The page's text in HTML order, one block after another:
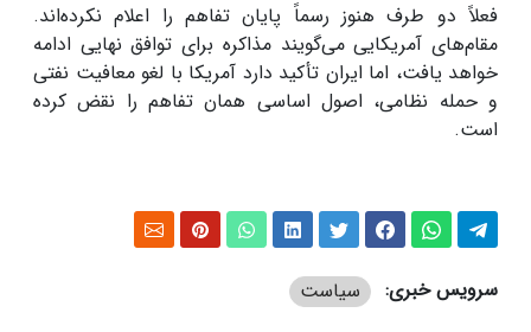
فعلاً دو طرف هنوز رسماً پایان تفاهم را اعلام نکرده‌اند.
مقام‌های آمریکایی می‌گویند مذاکره برای توافق نهایی ادامه
خواهد یافت، اما ایران تأکید دارد آمریکا با لغو معافیت نفتی
و حمله نظامی، اصول اساسی همان تفاهم را نقض کرده
است.
سرویس خبری: سیاست